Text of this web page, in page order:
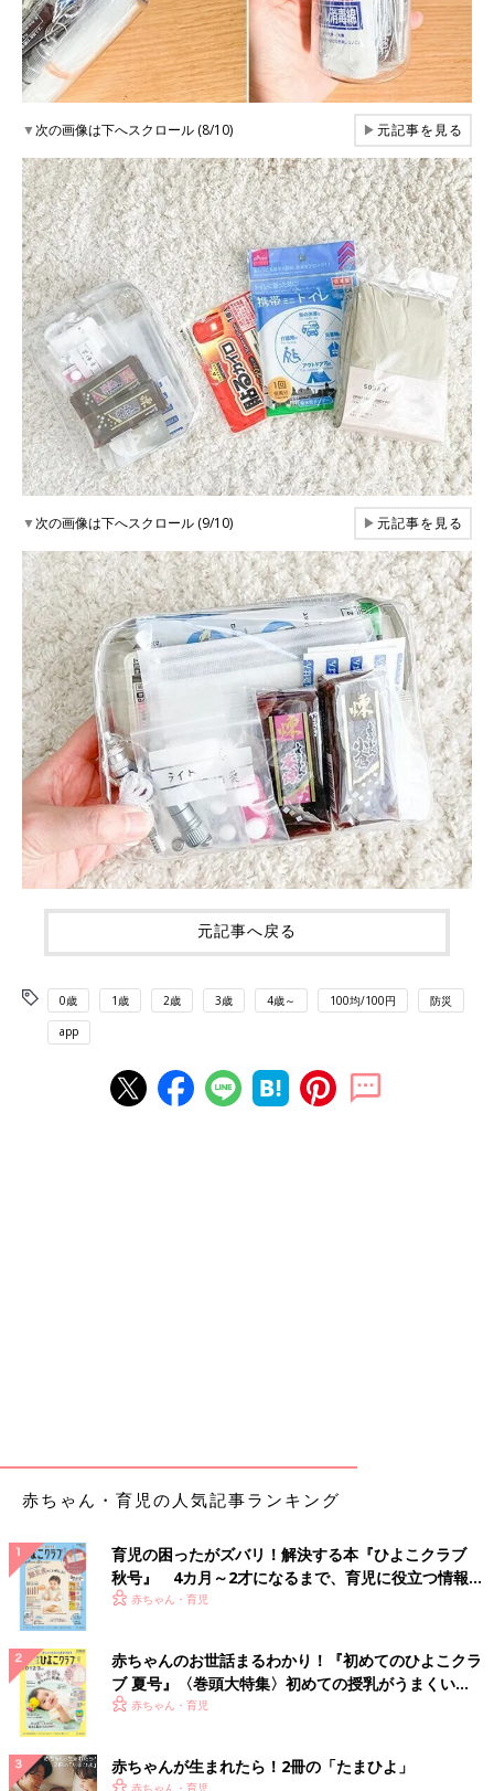
▼次の画像は下へスクロール (8/10) ▶元記事を見る
▼次の画像は下へスクロール (9/10) ▶元記事を見る
元記事へ戻る
0歳 1歳 2歳 3歳 4歳～ 100均/100円 防災
app
赤ちゃん・育児の人気記事ランキング
育児の困ったがズバリ！解決する本『ひよこクラブ
秋号』 4カ月～2才になるまで、育児に役立つ情報が
いっぱい！
赤ちゃん・育児
赤ちゃんのお世話まるわかり！『初めてのひよこクラ
ブ 夏号』〈巻頭大特集〉初めての授乳がうまくい
く！ おっぱい・ミルクの基本と夏のトラブル 解決テ
赤ちゃん・育児
赤ちゃんが生まれたら！2冊の「たまひよ」
赤ちゃん・育児